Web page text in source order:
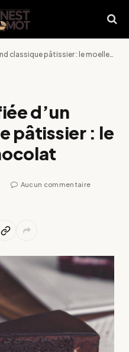
pâtissier : le moelleux au chocolat
d’un
pâtissier : le
Aucun commentaire